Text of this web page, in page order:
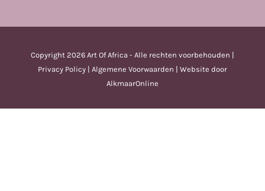
Copyright 2026 Art Of Africa - Alle rechten voorbehouden |
Privacy Policy | Algemene Voorwaarden | Website door
AlkmaarOnline